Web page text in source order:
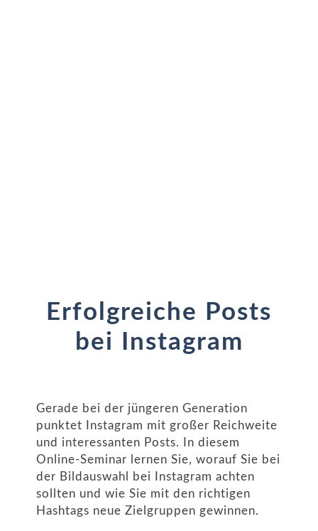
Erfolgreiche Posts
bei Instagram
Gerade bei der jüngeren Generation
punktet Instagram mit großer Reichweite
und interessanten Posts. In diesem
Online-Seminar lernen Sie, worauf Sie bei
der Bildauswahl bei Instagram achten
sollten und wie Sie mit den richtigen
Hashtags neue Zielgruppen gewinnen.